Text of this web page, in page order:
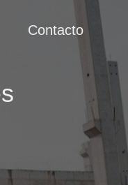
Contacto